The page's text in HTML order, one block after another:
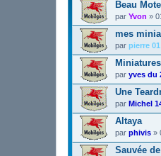
Beau
par Yvon »
mes
par pierre 01
Miniatures
par yves du
Une
par Michel
Altaya
par phivis »
Sauvée